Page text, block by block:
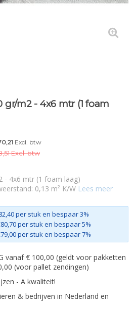
gr/m2 - 4x6 mtr (1 foam
Excl. btw
Excl. btw
- 4x6 mtr (1 foam laag)
0,13 m² K/W Lees meer
per stuk en bespaar 3%
per stuk en bespaar 5%
per stuk en bespaar 7%
vanaf € 100,00 (geldt voor pakketten
(voor pallet zendingen)
- A kwaliteit!
& bedrijven in Nederland en